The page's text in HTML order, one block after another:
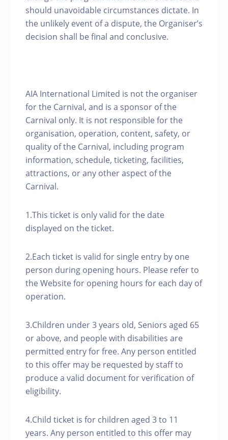
should unavoidable circumstances dictate. In
the unlikely event of a dispute, the Organiser’s
decision shall be final and conclusive.
AIA International Limited is not the organiser
for the Carnival, and is a sponsor of the
Carnival only. It is not responsible for the
organisation, operation, content, safety, or
quality of the Carnival, including program
information, schedule, ticketing, facilities,
attractions, or any other aspect of the
Carnival.
1.This ticket is only valid for the date
displayed on the ticket.
2.Each ticket is valid for single entry by one
person during opening hours. Please refer to
the Website for opening hours for each day of
operation.
3.Children under 3 years old, Seniors aged 65
or above, and people with disabilities are
permitted entry for free. Any person entitled
to this offer may be requested by staff to
produce a valid document for verification of
eligibility.
4.Child ticket is for children aged 3 to 11
years. Any person entitled to this offer may